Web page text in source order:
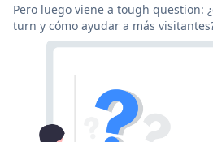
Pero luego viene a tough question:
turn y cómo ayudar a más